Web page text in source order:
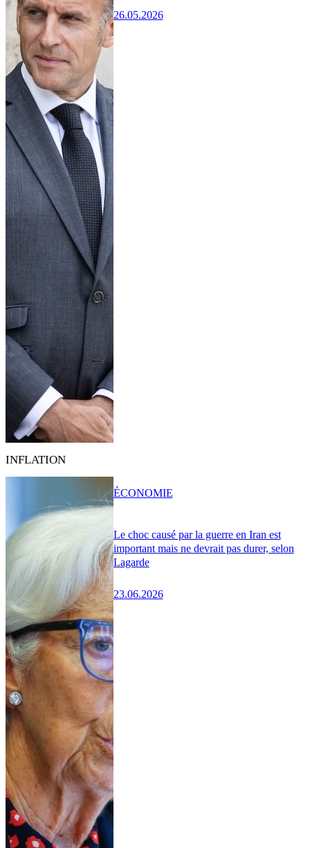
26.05.2026
INFLATION
Le choc causé par la guerre en Iran est
important mais ne devrait pas durer, selon
Lagarde
23.06.2026
ÉCONOMIE